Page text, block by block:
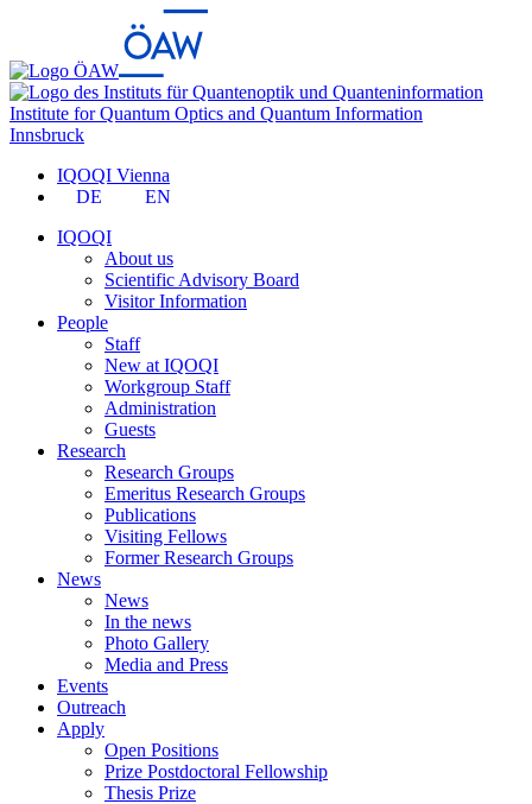
Institute for Quantum Optics and Quantum Information
Innsbruck
IQOQI Vienna
DE
EN
IQOQI
About us
Scientific Advisory Board
Visitor Information
People
Staff
New at IQOQI
Workgroup Staff
Administration
Guests
Research
Research Groups
Emeritus Research Groups
Publications
Visiting Fellows
Former Research Groups
News
News
In the news
Photo Gallery
Media and Press
Events
Outreach
Apply
Open Positions
Prize Postdoctoral Fellowship
Thesis Prize